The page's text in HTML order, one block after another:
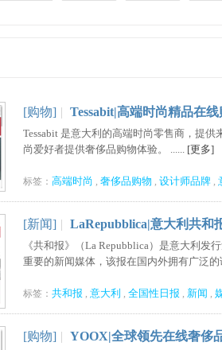
[购物] | Tessabit|高端时尚精品在线
Tessabit 是意大利的高端时尚零售商，提
尚爱好者提供奢侈品购物体验。 ...... [更多]
标签： 高端时尚 , 奢侈品购物 , 设计师品牌 ,
[新闻] | LaRepubblica|意大利共和
《共和报》（La Repubblica）是意大利发
重要的新闻媒体，该报在国内外拥有广泛
标签： 共和报 , 意大利 , 全国性日报 , 新闻 ,
[购物] | YOOX|全球领先在线奢侈